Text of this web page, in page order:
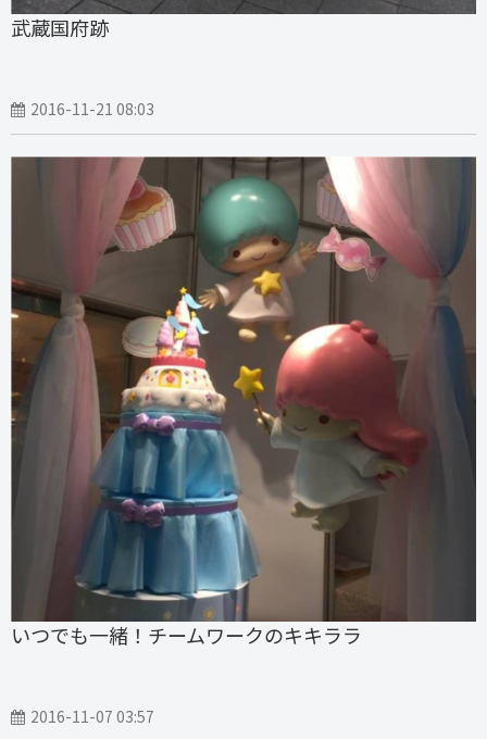
武蔵国府跡
2016-11-21 08:03
いつでも一緒！チームワークのキキララ
2016-11-07 03:57